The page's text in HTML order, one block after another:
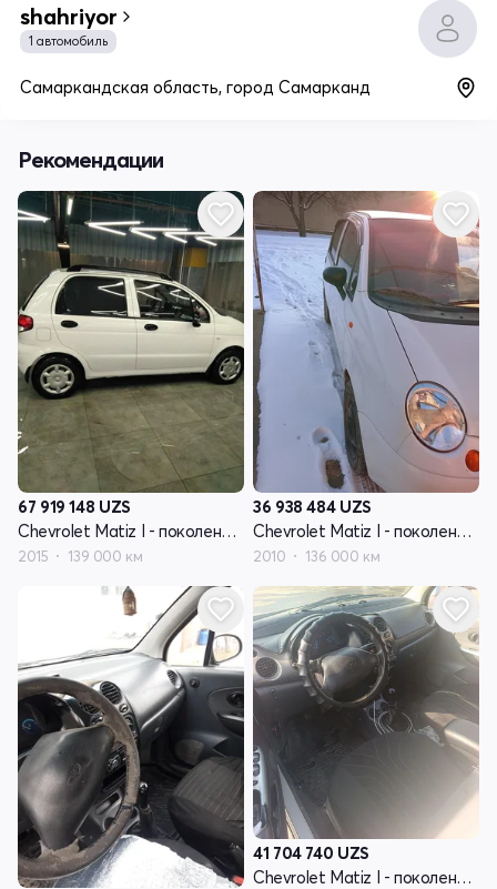
shahriyor
1 автомобиль
Самаркандская область, город Самарканд
Рекомендации
67 919 148 UZS
Chevrolet Matiz I - поколение рестайлинг
2015 139 000 км
36 938 484 UZS
Chevrolet Matiz I - поколение рестайлинг
2010 136 000 км
41 704 740 UZS
Chevrolet Matiz I - поколение рестайлинг